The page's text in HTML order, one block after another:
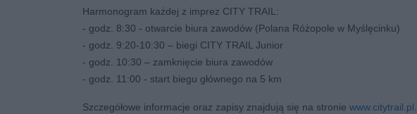
Harmonogram każdej z imprez CITY TRAIL:
- godz. 8:30 - otwarcie biura zawodów (Polana Różopole w Myślęcinku)
- godz. 9:20-10:30 – biegi CITY TRAIL Junior
- godz. 10:30 – zamknięcie biura zawodów
- godz. 11:00 - start biegu głównego na 5 km
Szczegółowe informacje oraz zapisy znajdują się na stronie www.citytrail.pl